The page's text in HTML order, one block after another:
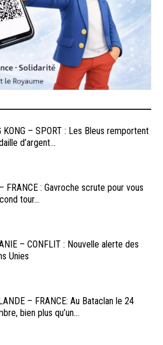
KONG – SPORT : Les Bleus remportent
d’argent...
FRANCE : Gavroche scrute pour vous
tour...
– CONFLIT : Nouvelle alerte des
Unies
– FRANCE: Au Bataclan le 24
bien plus qu’un...